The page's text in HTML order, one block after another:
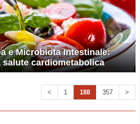
e Microbiota Intestinale:
salute cardiometabolica
< 1 188 357 >